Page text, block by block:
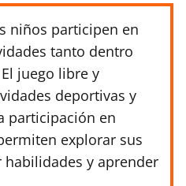
niños participen en
tanto dentro
juego libre y
deportivas y
participación en
explorar sus
y aprender